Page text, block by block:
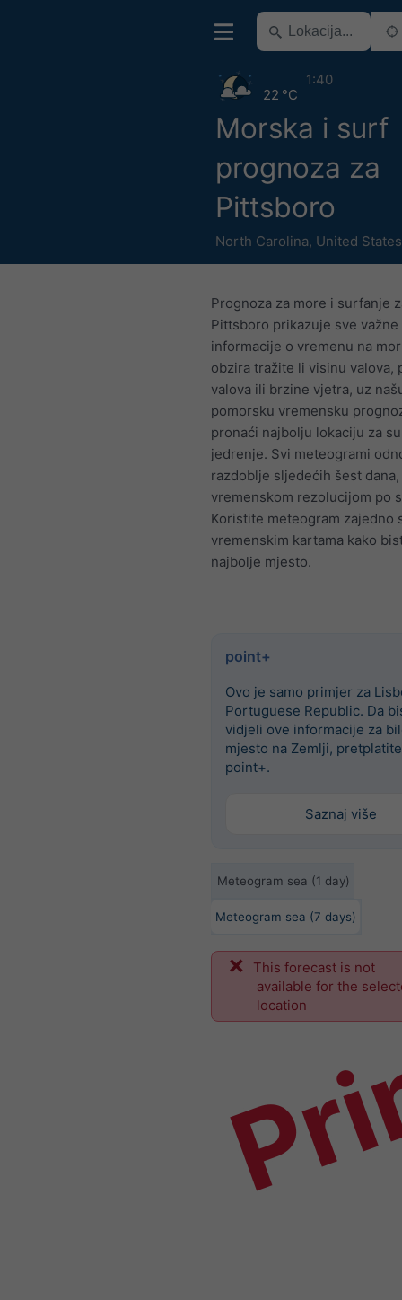
Morska i surf
prognoza za
Pittsboro
North Carolina, United States
22 °C
1:40
Prognoza za more i surfanje
Pittsboro prikazuje sve važne
informacije o vremenu na
obzira tražite li visinu valova,
valova ili brzine vjetra, uz
pomorsku vremensku
pronaći najbolju lokaciju za
jedrenje. Svi meteogrami
razdoblje sljedećih šest dana,
vremenskom rezolucijom po
Koristite meteogram zajedno
vremenskim kartama kako
najbolje mjesto.
point+
Ovo je samo primjer za
Portuguese Republic. Da
vidjeli ove informacije za
mjesto na Zemlji,
point+.
Saznaj više
Meteogram sea (1 day)
Meteogram sea (7 days)
This forecast is not
available for the
location